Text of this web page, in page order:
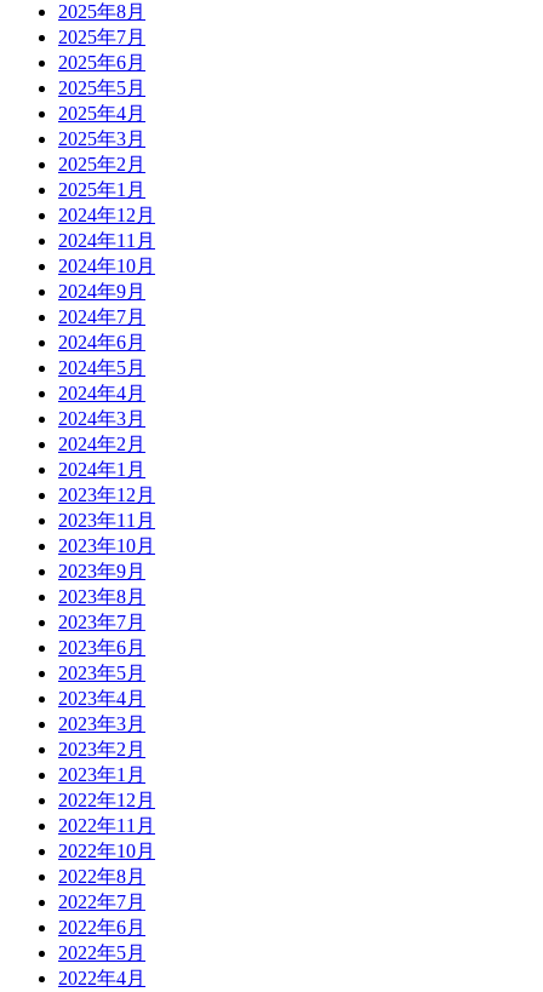
2025年8月
2025年7月
2025年6月
2025年5月
2025年4月
2025年3月
2025年2月
2025年1月
2024年12月
2024年11月
2024年10月
2024年9月
2024年7月
2024年6月
2024年5月
2024年4月
2024年3月
2024年2月
2024年1月
2023年12月
2023年11月
2023年10月
2023年9月
2023年8月
2023年7月
2023年6月
2023年5月
2023年4月
2023年3月
2023年2月
2023年1月
2022年12月
2022年11月
2022年10月
2022年8月
2022年7月
2022年6月
2022年5月
2022年4月